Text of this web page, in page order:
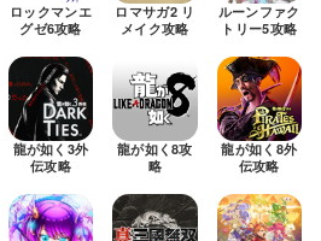
ロックマンエ
グゼ6攻略
ロマサガ2 リ
メイク攻略
ルーンファク
トリー5攻略
龍が如く3外
伝攻略
龍が如く8攻
略
龍が如く8外
伝攻略